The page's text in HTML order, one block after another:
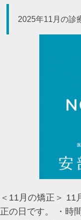
2025年11月の診
＜11月の矯正＞ 11
正の日です。 ・時